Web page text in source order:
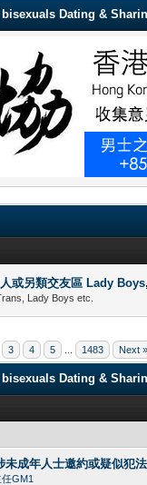
Dating &
或另類交友區 Lady
Lady Boys etc.
3 4 5 1483 Next »
Dating &
未成年人士邀約或疑似犯
GM1
5